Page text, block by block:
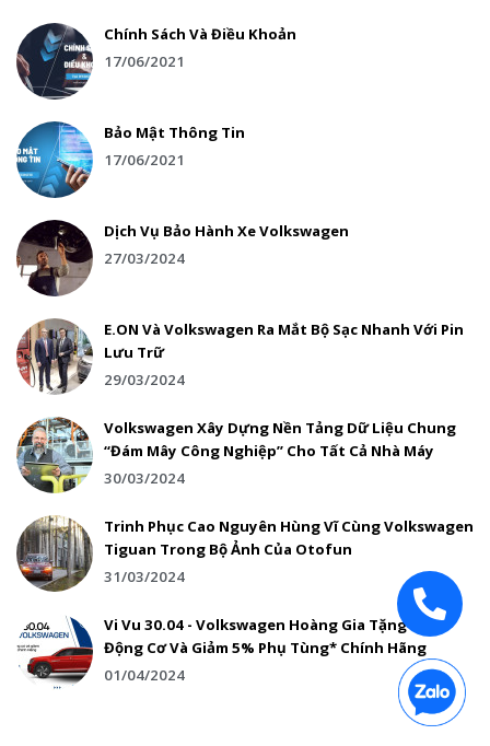
Chính Sách Và Điều Khoản
17/06/2021
Bảo Mật Thông Tin
17/06/2021
Dịch Vụ Bảo Hành Xe Volkswagen
27/03/2024
E.ON Và Volkswagen Ra Mắt Bộ Sạc Nhanh Với Pin
Lưu Trữ
29/03/2024
Volkswagen Xây Dựng Nền Tảng Dữ Liệu Chung
“Đám Mây Công Nghiệp” Cho Tất Cả Nhà Máy
30/03/2024
Trinh Phục Cao Nguyên Hùng Vĩ Cùng Volkswagen
Tiguan Trong Bộ Ảnh Của Otofun
31/03/2024
Vi Vu 30.04 - Volkswagen Hoàng Gia Tặng Nhớt
Động Cơ Và Giảm 5% Phụ Tùng* Chính Hãng
01/04/2024